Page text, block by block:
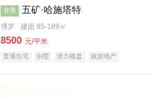
在售 五矿·哈施塔特
博罗 建面 85-189㎡
8500 元/平米
普通住宅 别墅 潜力楼盘
旅游地产